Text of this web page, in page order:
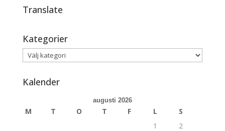
Translate
Kategorier
Kategorier
Kalender
augusti 2026
M T O T F L
S
1
2